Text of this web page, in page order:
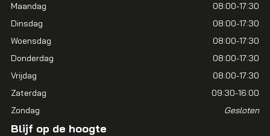
Maandag
08:00-17:30
Dinsdag
08:00-17:30
Woensdag
08:00-17:30
Donderdag
08:00-17:30
Vrijdag
08:00-17:30
Zaterdag
09:30-16:00
Zondag
Gesloten
Blijf op de hoogte